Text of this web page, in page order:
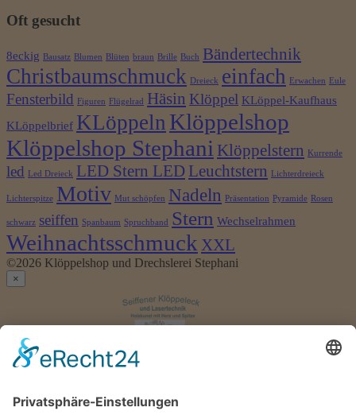
Oft gesucht
8eckig Bausatz Blumen Blüten braun Brille Buch Bändertechnik
Christbaumschmuck Dreieck einfach Erwachen Eule
Fensterbild Figuren Flügelrad Häsin Klöppel KLöppel-Kaufhaus
KLöppelbrief KLöppeln Klöppelshop
Klöppelshop Stephani Klöppelstern Kurrende
led Led Dreieck LED Stern LED Leuchtstern Lichterdreieck
Lichterspitze Motiv Mut schöpfen Nadeln Präsentation Pyramide Rosen
schwarz seiffen Spanbaum Spruchband Stern Wechselrahmen
Weihnachtsschmuck XXL
©2026 Klöppelshop und Drechslerei Stephani
×
Anmelden